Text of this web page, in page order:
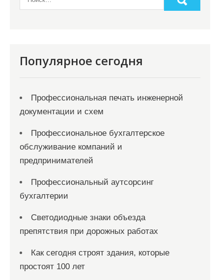
Популярное сегодня
Профессиональная печать инженерной
документации и схем
Профессиональное бухгалтерское
обслуживание компаний и
предпринимателей
Профессиональный аутсорсинг
бухгалтерии
Светодиодные знаки объезда
препятствия при дорожных работах
Как сегодня строят здания, которые
простоят 100 лет